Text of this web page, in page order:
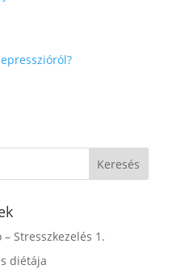
Stresszkezelés 1.
diétája